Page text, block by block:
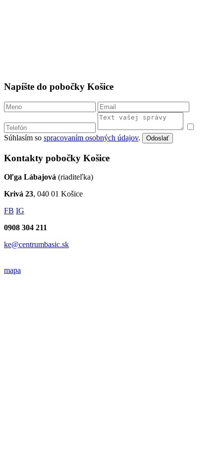
Napíšte do pobočky Košice
Súhlasím so spracovaním osobných údajov. Odoslať
Kontakty pobočky Košice
Oľga Lábajová (riaditeľka)
Krivá 23, 040 01 Košice
FB IG
0908 304 211
ke@centrumbasic.sk
mapa